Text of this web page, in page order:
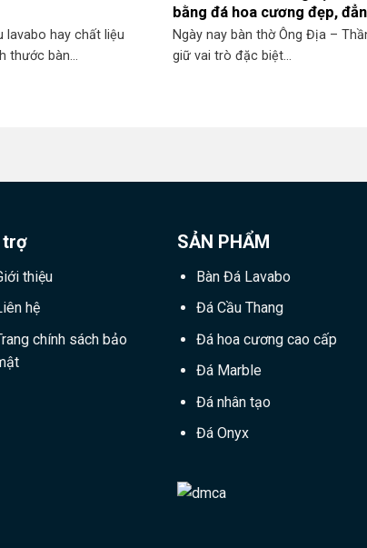
lavabo hay chất liệu
thước bàn...
bằng đá hoa cương đẹp,
Ngày nay bàn thờ Ông Địa –
giữ vai trò đặc biệt...
trợ
thiệu
hệ
chính sách bảo
SẢN PHẨM
Bàn Đá Lavabo
Đá Cầu Thang
Đá hoa cương cao cấp
Đá Marble
Đá nhân tạo
Đá Onyx